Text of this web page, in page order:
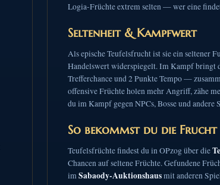
Logia-Früchte extrem selten — wer eine
Seltenheit & Kampfwert
Als epische Teufelsfrucht ist sie ein seltener
Handelswert widerspiegelt. Im Kampf bringt
Trefferchance und 2 Punkte Tempo —
offensive Früchte holen mehr Angriff, zähe
du im Kampf gegen NPCs, Bosse und
So bekommst du die
Teufelsfrüchte findest du in OPzog über die
Chancen auf seltene Früchte. Gefundene
im Sabaody-Auktionshausmit anderen